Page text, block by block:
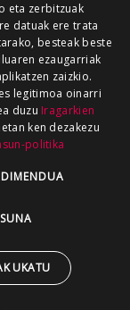
eta zerbitzuak
datuak ere trata
besteak beste
ezaugarriak
zaizkio.
legitimoa oinarri
duzu Iragarkien
ken dezakezu
politika
UKATU